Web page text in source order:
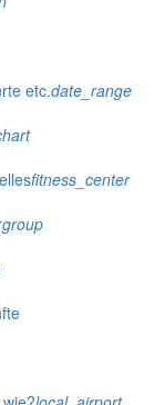
etc.date_range
fitness_center
group